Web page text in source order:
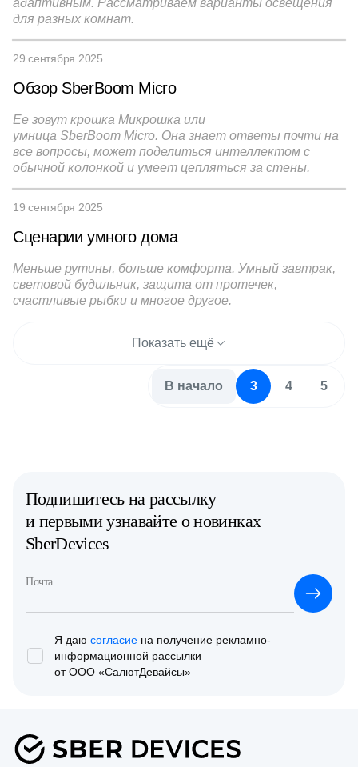
адаптивным. Рассматриваем варианты освещения
для разных комнат.
29 сентября 2025
Обзор SberBoom Micro
Ее зовут крошка Микрошка или
умница SberBoom Micro. Она знает ответы почти на
все вопросы, может поделиться интеллектом с
обычной колонкой и умеет цепляться за стены.
19 сентября 2025
Сценарии умного дома
Меньше рутины, больше комфорта. Умный завтрак,
световой будильник, защита от протечек,
счастливые рыбки и многое другое.
Показать ещё
В начало 3 4 5
Подпишитесь на рассылку
и первыми узнавайте о новинках
SberDevices
Почта
Я даю согласие на получение рекламно-
информационной рассылки
от ООО «СалютДевайсы»